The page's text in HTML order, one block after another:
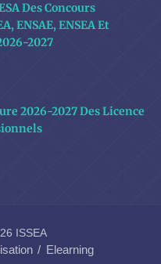
Des Concours
ENSAE, ENSEA Et
2027
2026-2027 Des Licence
ISSEA
Elearning